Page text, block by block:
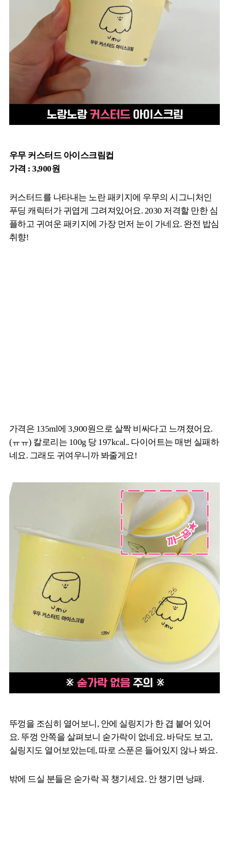
우무 커스터드 아이스크림컵
가격 : 3,900원
커스터드를 나타내는 노란 패키지에 우무의 시그니처인
푸딩 캐릭터가 귀엽게 그려져있어요. 2030 저격할 만한 심
플하고 귀여운 패키지에 가장 먼저 눈이 가네요. 완전 밥심
취향!
가격은 135ml에 3,900원으로 살짝 비싸다고 느껴졌어요.
(ㅠㅠ) 칼로리는 100g 당 197kcal.. 다이어트는 매번 실패하
네요. 그래도 귀여우니까 봐줄게요!
뚜껑을 조심히 열어보니, 안에 실링지가 한 겹 붙어 있어
요. 뚜껑 안쪽을 살펴보니 숟가락이 없네요. 바닥도 보고,
실링지도 열어보았는데, 따로 스푼은 들어있지 않나 봐요.
밖에 드실 분들은 숟가락 꼭 챙기세요. 안 챙기면 낭패.